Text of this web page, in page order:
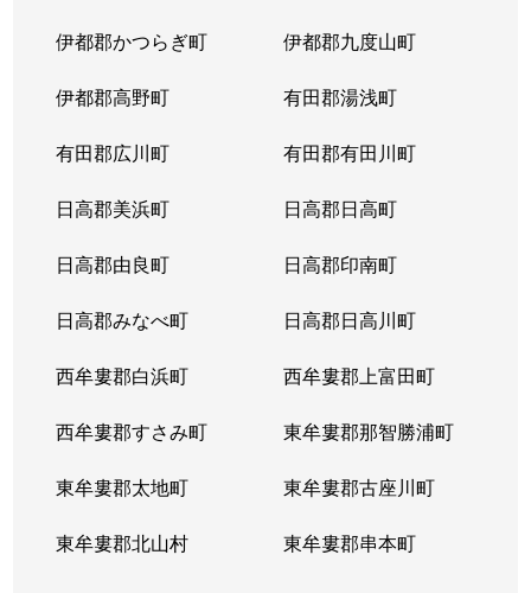
伊都郡かつらぎ町 伊都郡九度山町
伊都郡高野町 有田郡湯浅町
有田郡広川町 有田郡有田川町
日高郡美浜町 日高郡日高町
日高郡由良町 日高郡印南町
日高郡みなべ町 日高郡日高川町
西牟婁郡白浜町 西牟婁郡上富田町
西牟婁郡すさみ町 東牟婁郡那智勝浦町
東牟婁郡太地町 東牟婁郡古座川町
東牟婁郡北山村 東牟婁郡串本町